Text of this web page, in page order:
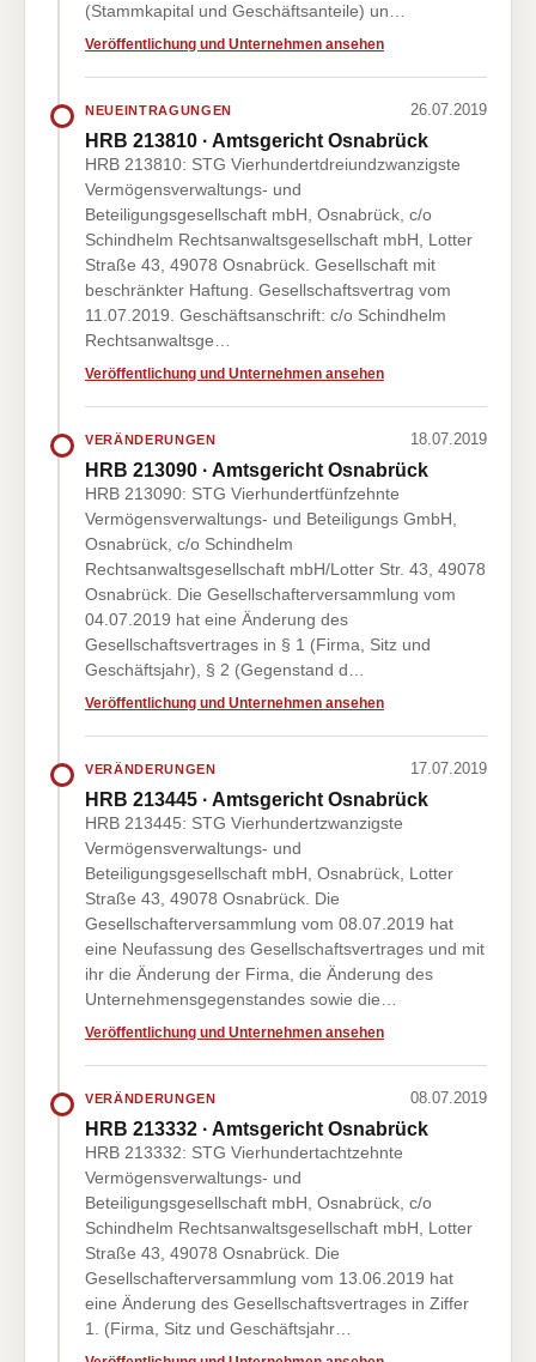
(Stammkapital und Geschäftsanteile) un…
Veröffentlichung und Unternehmen ansehen
NEUEINTRAGUNGEN 26.07.2019
HRB 213810 · Amtsgericht Osnabrück
HRB 213810: STG Vierhundertdreiundzwanzigste
Vermögensverwaltungs- und
Beteiligungsgesellschaft mbH, Osnabrück, c/o
Schindhelm Rechtsanwaltsgesellschaft mbH, Lotter
Straße 43, 49078 Osnabrück. Gesellschaft mit
beschränkter Haftung. Gesellschaftsvertrag vom
11.07.2019. Geschäftsanschrift: c/o Schindhelm
Rechtsanwaltsge…
Veröffentlichung und Unternehmen ansehen
VERÄNDERUNGEN 18.07.2019
HRB 213090 · Amtsgericht Osnabrück
HRB 213090: STG Vierhundertfünfzehnte
Vermögensverwaltungs- und Beteiligungs GmbH,
Osnabrück, c/o Schindhelm
Rechtsanwaltsgesellschaft mbH/Lotter Str. 43, 49078
Osnabrück. Die Gesellschafterversammlung vom
04.07.2019 hat eine Änderung des
Gesellschaftsvertrages in § 1 (Firma, Sitz und
Geschäftsjahr), § 2 (Gegenstand d…
Veröffentlichung und Unternehmen ansehen
VERÄNDERUNGEN 17.07.2019
HRB 213445 · Amtsgericht Osnabrück
HRB 213445: STG Vierhundertzwanzigste
Vermögensverwaltungs- und
Beteiligungsgesellschaft mbH, Osnabrück, Lotter
Straße 43, 49078 Osnabrück. Die
Gesellschafterversammlung vom 08.07.2019 hat
eine Neufassung des Gesellschaftsvertrages und mit
ihr die Änderung der Firma, die Änderung des
Unternehmensgegenstandes sowie die…
Veröffentlichung und Unternehmen ansehen
VERÄNDERUNGEN 08.07.2019
HRB 213332 · Amtsgericht Osnabrück
HRB 213332: STG Vierhundertachtzehnte
Vermögensverwaltungs- und
Beteiligungsgesellschaft mbH, Osnabrück, c/o
Schindhelm Rechtsanwaltsgesellschaft mbH, Lotter
Straße 43, 49078 Osnabrück. Die
Gesellschafterversammlung vom 13.06.2019 hat
eine Änderung des Gesellschaftsvertrages in Ziffer
1. (Firma, Sitz und Geschäftsjahr…